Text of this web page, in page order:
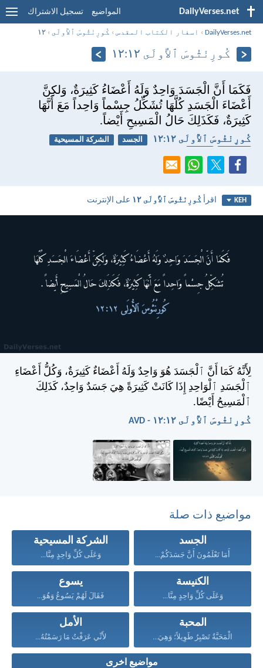
DailyVerses.net المواضيع تسجيل الاشتراك
DailyVerses.net
› اسفار الكتاب المقدس › كُورِنْثُوسَ ٱلأُولَى ›١٢
كُورِنْثُوسَ ٱلأُولَى ١٢:‏١٢
فَكَمَا أَنَّ الْجَسَدَ وَاحِدٌ وَلَهُ أَعْضَاءُ كَثِيرَةٌ، وَلكِنَّ
أَعْضَاءَ الْجَسَدِ كُلَّهَا تُشَكِّلُ جِسْماً وَاحِداً مَعَ أَنَّهَا
كَثِيرَةٌ، فَكَذَلِكَ حَالُ الْمَسِيحِ أَيْضاً.
كُورِنْثُوسَ ٱلأُولَى ١٢:‏١٢ الجسد
الشركة المسيحية
KEH اقرأكُورِنْثُوسَ ٱلأُولَى ١٢ على الإنترنت
لِأَنَّهُ كَمَا أَنَّ ٱلْجَسَدَ هُوَ وَاحِدٌ وَلَهُ أَعْضَاءٌ كَثِيرَةٌ، وَكُلُّ أَعْضَاءِ
ٱلْجَسَدِ ٱلْوَاحِدِ إِذَا كَانَتْ كَثِيرَةً هِيَ جَسَدٌ وَاحِدٌ، كَذَلِكَ
ٱلْمَسِيحُ أَيْضًا.
كُورِنْثُوسَ ٱلأُولَى ١٢:‏١٢ - AVD
مواضيع ذات صلة
الجسد
أَمَا تَعْلَمُونَ أَنَّ جَسَدَكُمْ...
الشركة المسيحية
وَعَلَى كُلِّ وَاحِدٍ مِنَّا...
الكنيسة
وَعَلَى كُلِّ وَاحِدٍ مِنَّا...
يسوع
فَقَالَ لَهُمْ يَسُوعُ وَهُوَ...
المحبة
الْمَحَبَّةُ تَصْبِرُ طَوِيلاً؛ وَهِيَ...
الأمل
لأَنِّي عَرَفْتُ مَا رَسَمْتُهُ...
مواضيع اخرى